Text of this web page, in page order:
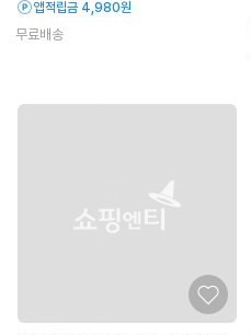
앱적립금 4,980원
무료배송